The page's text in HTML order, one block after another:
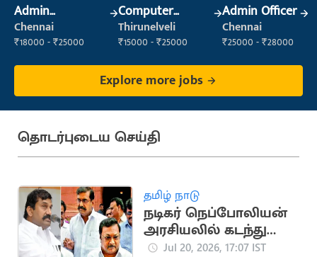
Admin
Supervisor
Chennai
₹18000 - ₹25000
Computer
Operator
Thirunelveli
₹15000 - ₹25000
Admin Officer
Chennai
₹25000 - ₹28000
Explore more jobs
தொடர்புடைய செய்தி
தமிழ் நாடு
நடிகர் நெப்போலியன்
அரசியலில் கடந்து
வந்த முக்கிய
Jul 20, 2026, 17:07 IST